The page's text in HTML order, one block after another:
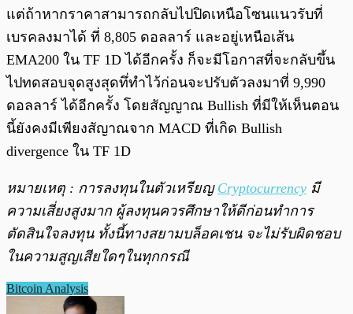
แต่ถ้าหากราคาสามารถกลับไปปิดเหนือโซนแนวรับที่
เบรคลงมาได้ ที่ 8,805 ดอลลาร์ และอยู่เหนือเส้น
EMA200 ใน TF 1D ได้อีกครั้ง ก็จะมีโอกาสที่จะกลับขึ้น
ไปทดสอบจุดสูงสุดทึ่ทำไว้ก่อนจะปรับตัวลงมาที่ 9,990
ดอลลาร์ ได้อีกครั้ง โดยสัญญาณ Bullish ที่มีให้เห็นตอน
นี้ยังคงมีเพียงสัญาณจาก MACD ที่เกิด Bullish
divergence ใน TF 1D
หมายเหตุ : การลงทุนในตัวเหรียญ Cryptocurrency มี
ความเสี่ยงสูงมาก ผู้ลงทุนควรศึกษาให้ดีก่อนทำการ
ตัดสินใจลงทุน ทั้งนี้ทางสยามบล็อคเชน จะไม่รับผิดชอบ
ในความสูญเสียใดๆในทุกกรณี
Bitcoin Analysis